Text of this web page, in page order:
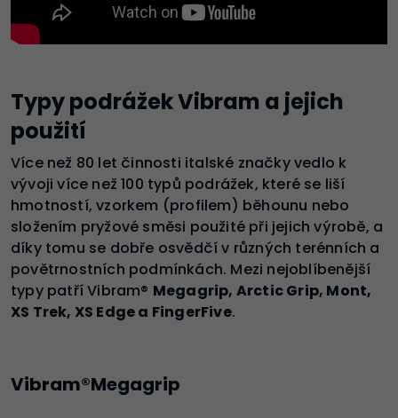
Typy podrážek Vibram a jejich
použití
Více než 80 let činnosti italské značky vedlo k
vývoji více než 100 typů podrážek, které se liší
hmotností, vzorkem (profilem) běhounu nebo
složením pryžové směsi použité při jejich výrobě, a
díky tomu se dobře osvědčí v různých terénních a
povětrnostních podmínkách. Mezi nejoblíbenější
typy patří Vibram® Megagrip, Arctic Grip, Mont,
XS Trek, XS Edge a FingerFive.
Vibram®Megagrip